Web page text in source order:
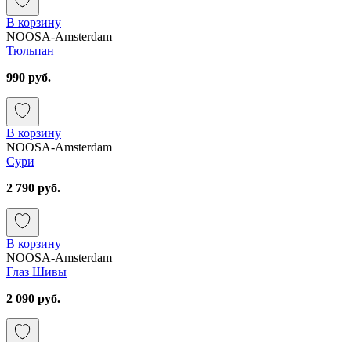
В корзину
NOOSA-Amsterdam
Тюльпан
990 руб.
В корзину
NOOSA-Amsterdam
Сури
2 790 руб.
В корзину
NOOSA-Amsterdam
Глаз Шивы
2 090 руб.